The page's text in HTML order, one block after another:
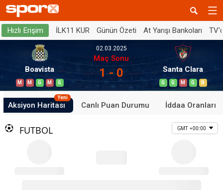
Hızlı Erişim İLK11 KUR Günün Özeti At Yarışı Bankoları
Boavista
M M G M G
02.03.2025
Maç Sonu
1 - 0 Santa Clara
G G M G B
Aksiyon Haritası
Yeni
Canlı Puan Durumu İddaa Oranları
FUTBOL GMT +00:00